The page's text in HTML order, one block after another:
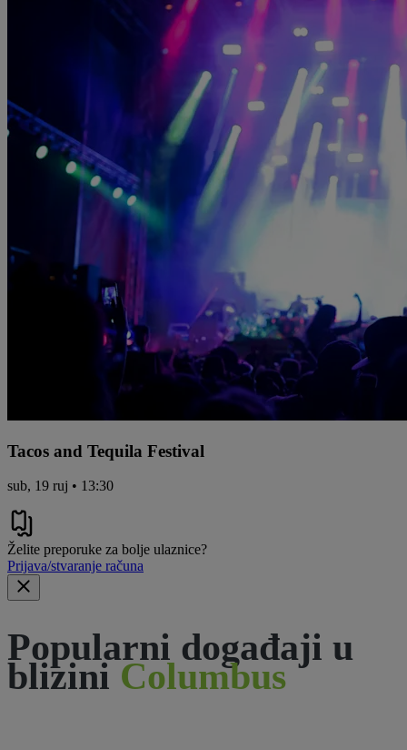
Tacos and Tequila Festival
sub, 19 ruj • 13:30
Želite preporuke za bolje ulaznice?
Prijava/stvaranje računa
Popularni događaji u
blizini Columbus